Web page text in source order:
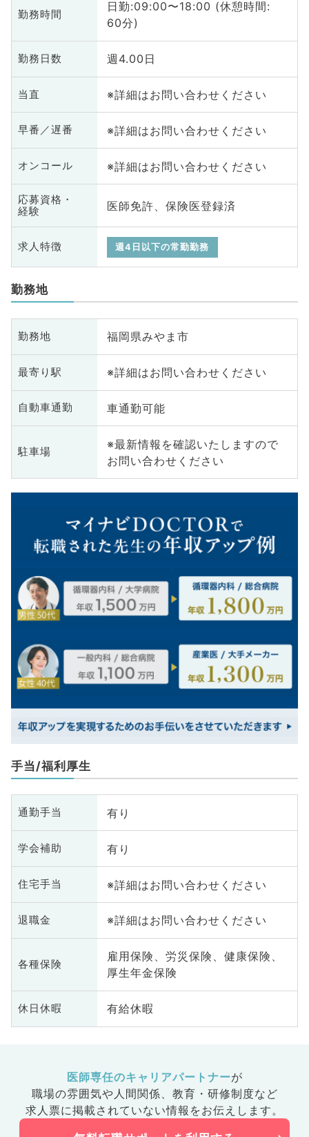
勤務時間
日勤:09:00〜18:00 (休憩時間:
60分)
勤務日数 週4.00日
当直 ※詳細はお問い合わせください
早番／遅番 ※詳細はお問い合わせください
オンコール ※詳細はお問い合わせください
応募資格・
経験
医師免許、保険医登録済
求人特徴 週4日以下の常勤勤務
勤務地
勤務地 福岡県みやま市
最寄り駅 ※詳細はお問い合わせください
自動車通勤 車通勤可能
駐車場
※最新情報を確認いたしますので
お問い合わせください
手当/福利厚生
通勤手当 有り
学会補助 有り
住宅手当 ※詳細はお問い合わせください
退職金 ※詳細はお問い合わせください
各種保険
雇用保険、労災保険、健康保険、
厚生年金保険
休日休暇 有給休暇
医師専任のキャリアパートナーが
職場の雰囲気や人間関係、 教育・研修制度など
求人票に掲載されていない情報をお伝えします。